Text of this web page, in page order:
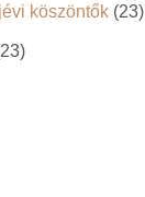
köszöntők (23)